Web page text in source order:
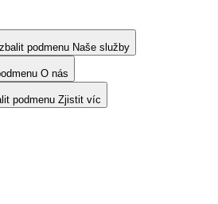
podmenu Naše služby
O nás
podmenu Zjistit víc